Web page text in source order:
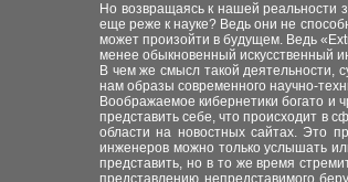
Но возвращаясь к нашей реальности
еще реже к науке? Ведь они не
может произойти в будущем. Ведь
менее обыкновенный искусственный
В чем же смысл такой деятельности,
нам образы современного научно-
Воображаемое кибернетики богато и
представить себе, что происходит в
области на новостных сайтах. Это
инженеров можно только услышать
представить, но в то же время
представлению непредставимого